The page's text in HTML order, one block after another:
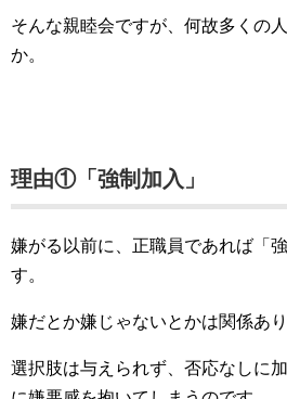
そんな親睦会ですが、何故多くの
か。
理由①「強制加入」
嫌がる以前に、正職員であれば「
す。
嫌だとか嫌じゃないとかは関係あり
選択肢は与えられず、否応なしに